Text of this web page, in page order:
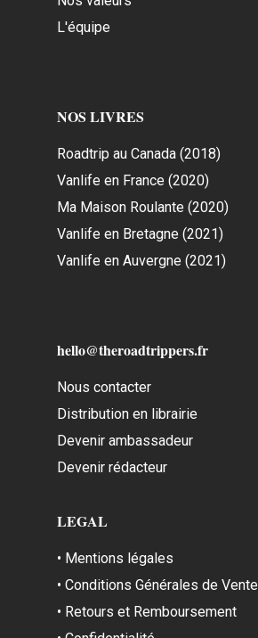
L'équipe
NOS LIVRES
Roadtrip au Canada (2018)
Vanlife en France (2020)
Ma Maison Roulante (2020)
Vanlife en Bretagne (2021)
Vanlife en Auvergne (2021)
hello@theroadtrippers.fr
Nous contacter
Distribution en librairie
Devenir ambassadeur
Devenir rédacteur
LEGAL
• Mentions légales
• Conditions Générales de Vente
• Retours et Remboursement